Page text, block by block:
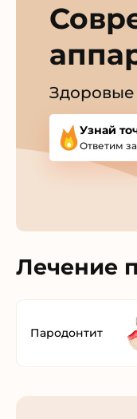
Узнай
Ответим
Лечение
Пародонтит